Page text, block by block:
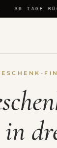
30 TAGE
in